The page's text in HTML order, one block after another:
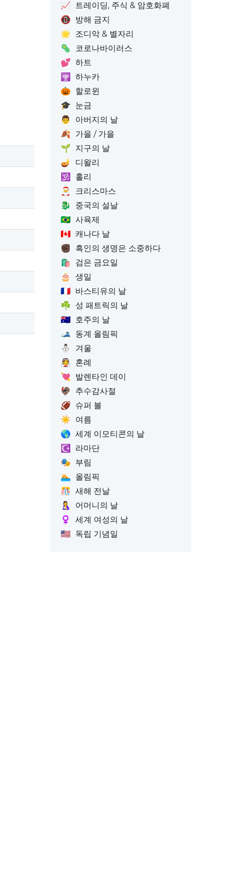
📈 트레이딩, 주식 & 암호화폐
📵 방해 금지
🌟 조디악 & 별자리
🦠 코로나바이러스
💕 하트
🕎
하누카
🎃 할로윈
🎓 눈금
👨
아버지의 날
🍂 가을 / 가을
🌱 지구의 날
🪔
디왈리
🕉️
홀리
🎅
크리스마스
🐉
중국의 설날
🇧🇷 사육제
🇨🇦 캐나다 날
✊🏿 흑인의 생명은 소중하다
🛍️
검은 금요일
🎂
생일
🇫🇷 바스티유의 날
☘️ 성 패트릭의 날
🇦🇺 호주의 날
🎿 동계 올림픽
⛄
겨울
👰 혼례
💘 발렌타인 데이
🦃
추수감사절
🏈 슈퍼 볼
☀️ 여름
🌎 세계 이모티콘의 날
☪️
라마단
🎭 부림
🏊 올림픽
🎊 새해 전날
🤱
어머니의 날
♀️
세계 여성의 날
🇺🇸 독립 기념일